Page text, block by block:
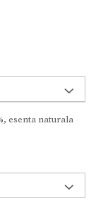
esenta naturala